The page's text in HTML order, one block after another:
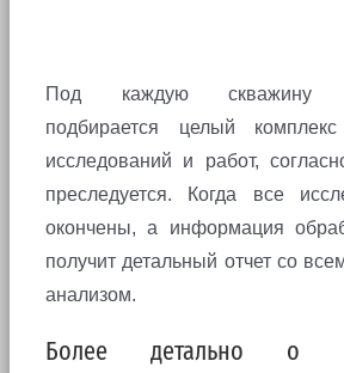
Под каждую скважину
подбирается целый комплекс
исследований и работ,
преследуется. Когда все
окончены, а информация
получит детальный отчет со
анализом.
Более детально о